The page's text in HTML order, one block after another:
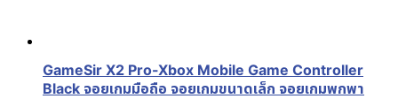
GameSir X2 Pro-Xbox Mobile Game Controller
Black จอยเกมมือถือ จอยเกมขนาดเล็ก จอยเกมพกพา